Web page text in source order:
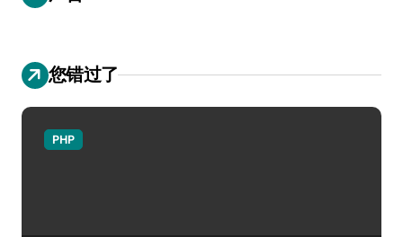
您错过了
PHP